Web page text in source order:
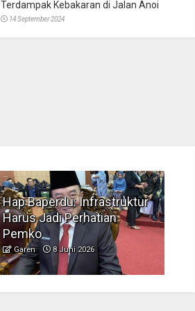
Terdampak Kebakaran di Jalan Anoi
14 September 2024
Hap Baperdu: Infrastruktur
Harus Jadi Perhatian
Pemko
Garen 8 Juni 2026